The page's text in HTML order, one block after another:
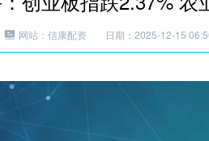
网站：信康配资 日期：2025-12-15